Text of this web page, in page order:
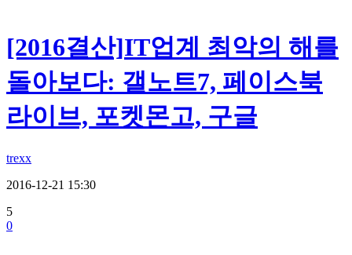
[2016결산]IT업계 최악의 해를
돌아보다: 갤노트7, 페이스북
라이브, 포켓몬고, 구글
trexx
2016-12-21 15:30
5
0